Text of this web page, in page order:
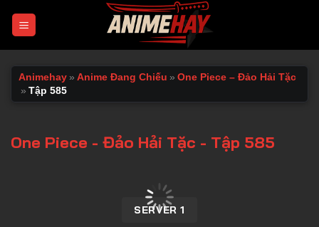
Animehay » Anime Đang Chiếu » One Piece – Đảo Hải Tặc
» Tập 585
One Piece - Đảo Hải Tặc - Tập 585
SERVER 1